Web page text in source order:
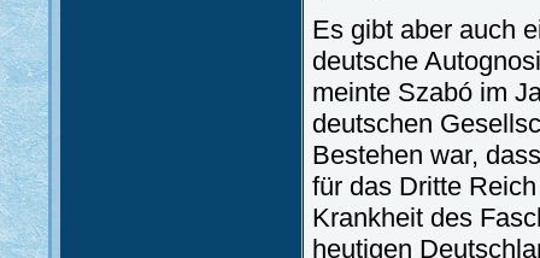
Es gibt aber auch
deutsche
meinte Szabó im
deutschen
Bestehen war,
für das Dritte
Krankheit des
heutigen